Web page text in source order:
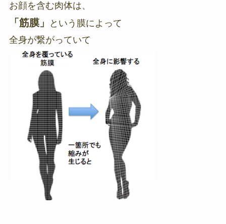
お顔を含む肉体は、
「筋膜」
という膜によって
全身が繋がっていて